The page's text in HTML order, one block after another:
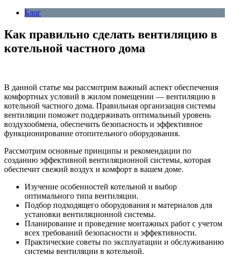
Блог
Как правильно сделать вентиляцию в
котельной частного дома
В данной статье мы рассмотрим важный аспект обеспечения
комфортных условий в жилом помещении — вентиляцию в
котельной частного дома. Правильная организация системы
вентиляции поможет поддерживать оптимальный уровень
воздухообмена, обеспечить безопасность и эффективное
функционирование отопительного оборудования.
Рассмотрим основные принципы и рекомендации по
созданию эффективной вентиляционной системы, которая
обеспечит свежий воздух и комфорт в вашем доме.
Изучение особенностей котельной и выбор
оптимального типа вентиляции.
Подбор подходящего оборудования и материалов для
установки вентиляционной системы.
Планирование и проведение монтажных работ с учетом
всех требований безопасности и эффективности.
Практические советы по эксплуатации и обслуживанию
системы вентиляции в котельной.